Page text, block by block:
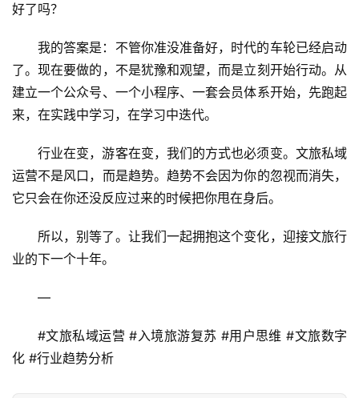
好了吗？
我的答案是：不管你准没准备好，时代的车轮已经启动
了。现在要做的，不是犹豫和观望，而是立刻开始行动。从
建立一个公众号、一个小程序、一套会员体系开始，先跑起
来，在实践中学习，在学习中迭代。
行业在变，游客在变，我们的方式也必须变。文旅私域
运营不是风口，而是趋势。趋势不会因为你的忽视而消失，
它只会在你还没反应过来的时候把你甩在身后。
所以，别等了。让我们一起拥抱这个变化，迎接文旅行
业的下一个十年。
—
#文旅私域运营 #入境旅游复苏 #用户思维 #文旅数字
化 #行业趋势分析